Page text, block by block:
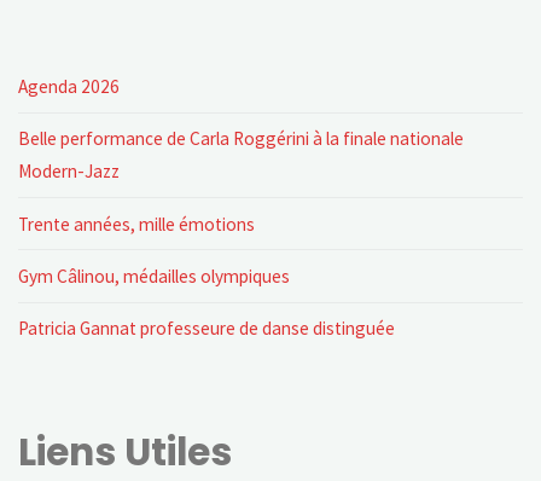
Agenda 2026
Belle performance de Carla Roggérini à la finale nationale
Modern-Jazz
Trente années, mille émotions
Gym Câlinou, médailles olympiques
Patricia Gannat professeure de danse distinguée
Liens Utiles